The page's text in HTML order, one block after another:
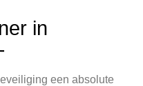
in
een absolute